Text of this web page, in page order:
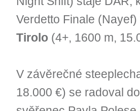
Verdetto Finale (Nayef)
Tirolo (4+, 1600 m,
V závěrečné
18.000 €) se radoval